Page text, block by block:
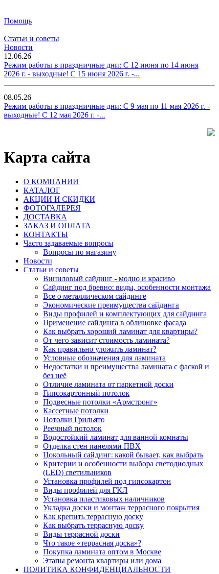
Помощь
Статьи и советы
Новости
12.06.26
Режим работы в праздничные дни: С 12 июня по 14 июня
2026 г. - выходные! С 15 июня 2026 г. -...
08.05.26
Режим работы в праздничные дни: С 9 мая по 11 мая 2026 г. -
выходные! С 12 мая 2026 г. -...
Карта сайта
О КОМПАНИИ
КАТАЛОГ
АКЦИИ И СКИДКИ
ФОТОГАЛЕРЕЯ
ДОСТАВКА
ЗАКАЗ И ОПЛАТА
КОНТАКТЫ
Часто задаваемые вопросы
Вопросы по магазину
Новости
Статьи и советы
Виниловый сайдинг - модно и красиво
Сайдинг под бревно: виды, особенности монтажа
Все о металлическом сайдинге
Экономические преимущества сайдинга
Виды профилей и комплектующих для сайдинга
Применение сайдинга в облицовке фасада
Как выбрать хороший ламинат для квартиры?
От чего зависит стоимость ламината?
Как правильно уложить ламинат?
Условные обозначения для ламината
Недостатки и преимущества ламината с фаской и
без неё
Отличие ламината от паркетной доски
Гипсокартонный потолок
Подвесные потолки «Армстронг»
Кассетные потолки
Потолки Грильято
Реечный потолок
Водостойкий ламинат для ванной комнаты
Отделка стен панелями ПВХ
Цокольный сайдинг: какой бывает, как выбрать
Критерии и особенности выбора светодиодных
(LED) светильников
Установка профилей под гипсокартон
Виды профилей для ГКЛ
Установка пластиковых наличников
Укладка доски и монтаж террасного покрытия
Как крепить террасную доску
Как выбрать террасную доску
Виды террасной доски
Что такое «террасная доска»?
Покупка ламината оптом в Москве
Этапы ремонта квартиры или дома
ПОЛИТИКА КОНФИДЕНЦИАЛЬНОСТИ